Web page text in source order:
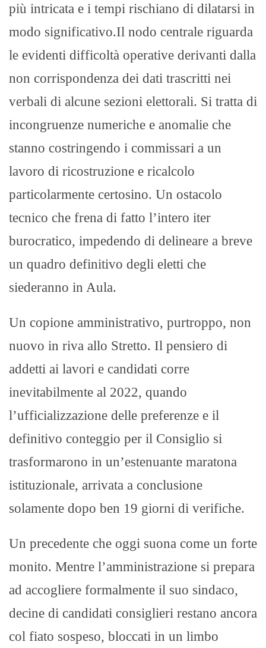
più intricata e i tempi rischiano di dilatarsi in
modo significativo.​Il nodo centrale riguarda
le evidenti difficoltà operative derivanti dalla
non corrispondenza dei dati trascritti nei
verbali di alcune sezioni elettorali. Si tratta di
incongruenze numeriche e anomalie che
stanno costringendo i commissari a un
lavoro di ricostruzione e ricalcolo
particolarmente certosino. Un ostacolo
tecnico che frena di fatto l’intero iter
burocratico, impedendo di delineare a breve
un quadro definitivo degli eletti che
siederanno in Aula.​
Un copione amministrativo, purtroppo, non
nuovo in riva allo Stretto. Il pensiero di
addetti ai lavori e candidati corre
inevitabilmente al 2022, quando
l’ufficializzazione delle preferenze e il
definitivo conteggio per il Consiglio si
trasformarono in un’estenuante maratona
istituzionale, arrivata a conclusione
solamente dopo ben 19 giorni di verifiche.​
Un precedente che oggi suona come un forte
monito. Mentre l’amministrazione si prepara
ad accogliere formalmente il suo sindaco,
decine di candidati consiglieri restano ancora
col fiato sospeso, bloccati in un limbo